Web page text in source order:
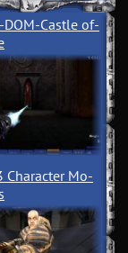
DOM-Castle of­
Character Mo­